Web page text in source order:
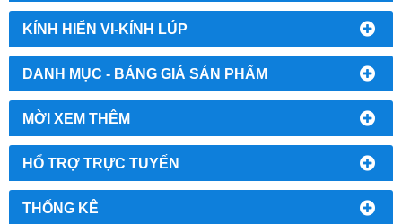
KÍNH HIỂN VI-KÍNH LÚP
DANH MỤC - BẢNG GIÁ SẢN PHẨM
MỜI XEM THÊM
HỔ TRỢ TRỰC TUYẾN
THỐNG KÊ